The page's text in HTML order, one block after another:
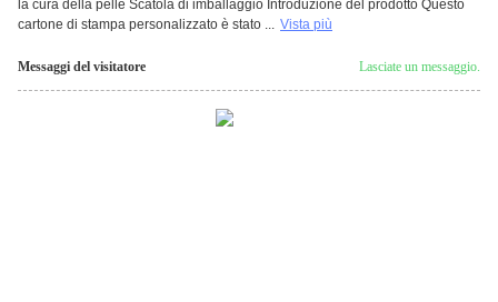
la cura della pelle Scatola di imballaggio Introduzione del prodotto Questo
cartone di stampa personalizzato è stato ... Vista più
Messaggi del visitatore Lasciate un messaggio.